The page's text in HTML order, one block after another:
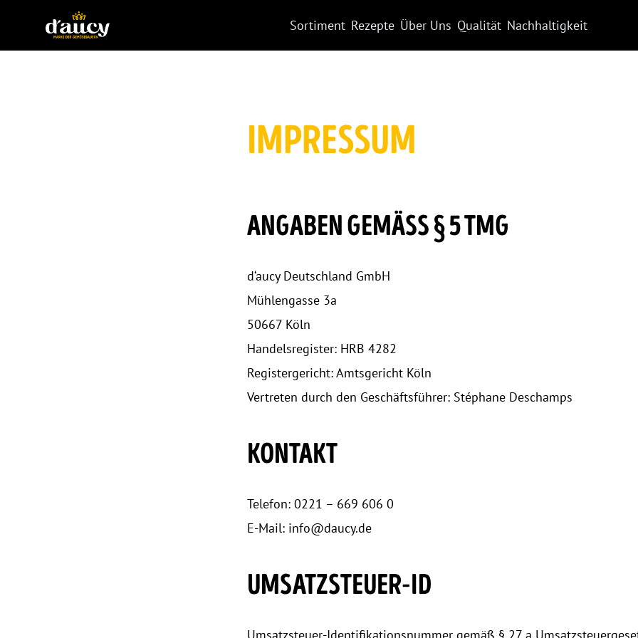
Sortiment Rezepte Über Uns Qualität Nachhaltigkeit
IMPRESSUM
ANGABEN GEMÄSS § 5 TMG
d‘aucy Deutschland GmbH
Mühlengasse 3a
50667 Köln
Handelsregister: HRB 4282
Registergericht: Amtsgericht Köln
Vertreten durch den Geschäftsführer: Stéphane Deschamps
KONTAKT
Telefon: 0221 – 669 606 0
E-Mail: info@daucy.de
UMSATZSTEUER-ID